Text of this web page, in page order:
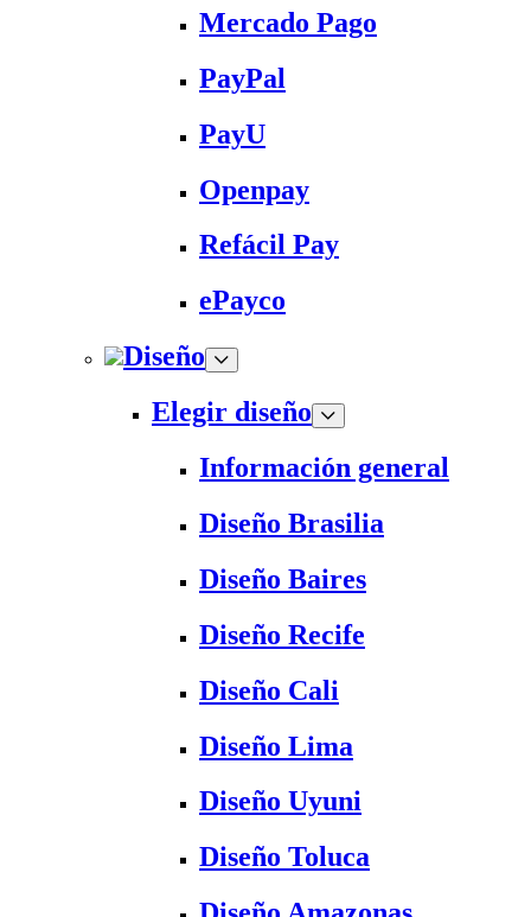
Mercado Pago
PayPal
PayU
Openpay
Refácil Pay
ePayco
Diseño
Elegir diseño
Información general
Diseño Brasilia
Diseño Baires
Diseño Recife
Diseño Cali
Diseño Lima
Diseño Uyuni
Diseño Toluca